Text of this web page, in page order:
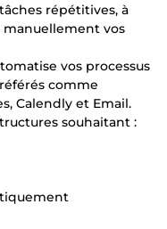
répétitives, à
manuellement vos
vos processus
comme
Calendly et Email.
souhaitant :